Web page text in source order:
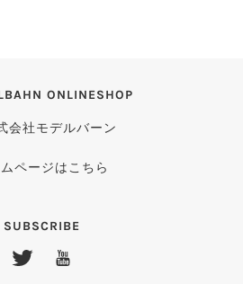
ONLINESHOP
会社モデルバーン
ページはこちら
SUBSCRIBE